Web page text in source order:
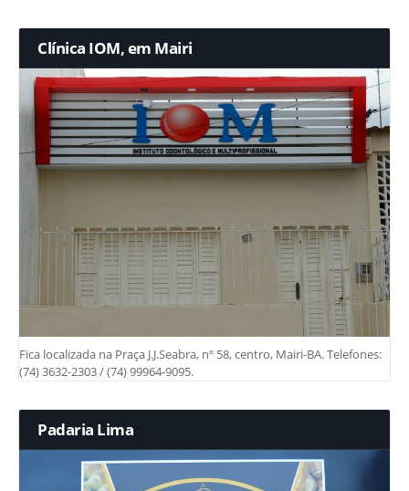
Clínica IOM, em Mairi
Fica localizada na Praça J.J.Seabra, nº 58, centro, Mairi-BA. Telefones:
(74) 3632-2303 / (74) 99964-9095.
Padaria Lima